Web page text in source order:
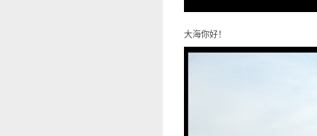
大海你好！